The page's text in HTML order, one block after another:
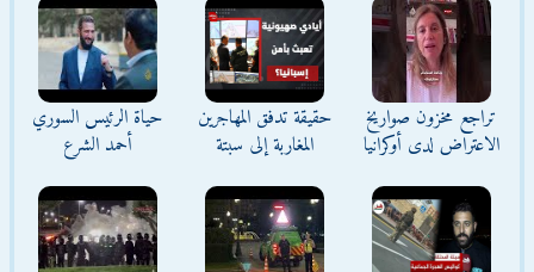
تراجع مخزون صواريخ
الاعتراض لدى أوكرانيا
حقيقة تدفق المهاجرين
المغاربة إلى سبتة
حياة الرئيس السوري
أحمد الشرع